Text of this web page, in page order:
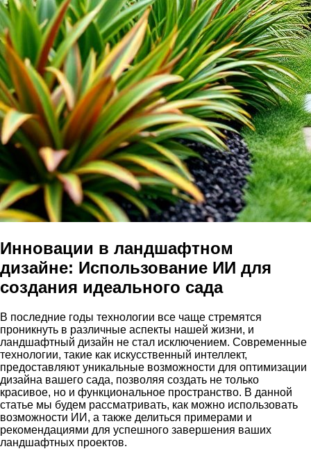
Инновации в ландшафтном
дизайне: Использование ИИ для
создания идеального сада
В последние годы технологии все чаще стремятся
проникнуть в различные аспекты нашей жизни, и
ландшафтный дизайн не стал исключением. Современные
технологии, такие как искусственный интеллект,
предоставляют уникальные возможности для оптимизации
дизайна вашего сада, позволяя создать не только
красивое, но и функциональное пространство. В данной
статье мы будем рассматривать, как можно использовать
возможности ИИ, а также делиться примерами и
рекомендациями для успешного завершения ваших
ландшафтных проектов.